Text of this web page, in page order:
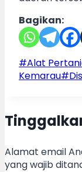
Bagikan:
Post
Tags:
#Alat
Kemarau#
Alamat email
yang wajib